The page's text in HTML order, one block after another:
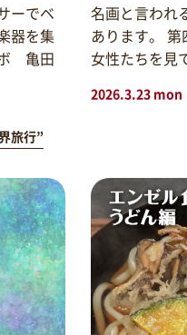
ーでベ
器を集
ボ 亀田
旅行”
名画と言われ
あります。
女性たちを見
2026.3.23 mon